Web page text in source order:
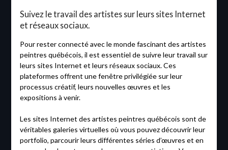
Suivez le travail des artistes sur leurs sites Internet
et réseaux sociaux.
Pour rester connecté avec le monde fascinant des artistes
peintres québécois, il est essentiel de suivre leur travail sur
leurs sites Internet et leurs réseaux sociaux. Ces
plateformes offrent une fenêtre privilégiée sur leur
processus créatif, leurs nouvelles œuvres et les
expositions à venir.
Les sites Internet des artistes peintres québécois sont de
véritables galeries virtuelles où vous pouvez découvrir leur
portfolio, parcourir leurs différentes séries d’œuvres et en